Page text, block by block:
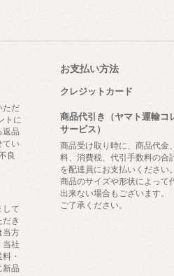
ただ
トに
返品
てい
良
して
き
当方
当社
・
新品
お支払い方法
クレジットカード
商品代引き（ヤマト運輸コ
サービス）
商品受け取り時に、商品代金
料、消費税、代引手数料の合
を配達員にお支払いください
商品のサイズや形状によって
出来ない場合もございます。
ご了承ください。